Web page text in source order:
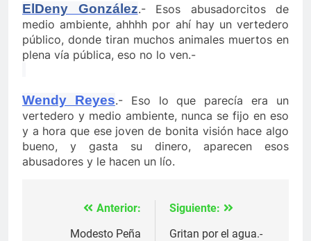
ElDeny González.- Esos abusadorcitos de
medio ambiente, ahhhh por ahí hay un vertedero
público, donde tiran muchos animales muertos en
plena vía pública, eso no lo ven.-
Wendy Reyes.- Eso lo que parecía era un
vertedero y medio ambiente, nunca se fijo en eso
y a hora que ese joven de bonita visión hace algo
bueno, y gasta su dinero, aparecen esos
abusadores y le hacen un lío.
Navegación
Anterior:
Modesto Peña
Siguiente:
Gritan por el agua.-